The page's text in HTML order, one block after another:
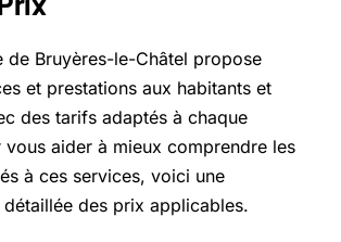
de Bruyères-le-Châtel propose
et prestations aux habitants et
des tarifs adaptés à chaque
vous aider à mieux comprendre les
à ces services, voici une
détaillée des prix applicables.